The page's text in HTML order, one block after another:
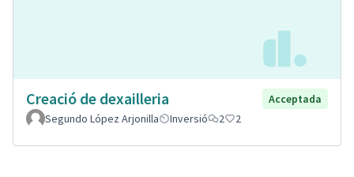
Creació de dexailleria
Acceptada
Segundo López Arjonilla
Inversió 2 2